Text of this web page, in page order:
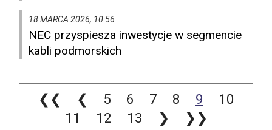
18 MARCA 2026, 10:56
NEC przyspiesza inwestycje w segmencie
kabli podmorskich
❮❮ ❮ 5 6 7 8 9
10
11
12 13 ❯ ❯❯